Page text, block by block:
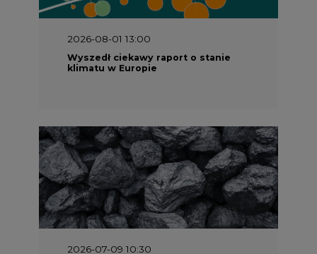
2026-08-01 13:00
Wyszedł ciekawy raport o stanie
klimatu w Europie
2026-07-09 10:30